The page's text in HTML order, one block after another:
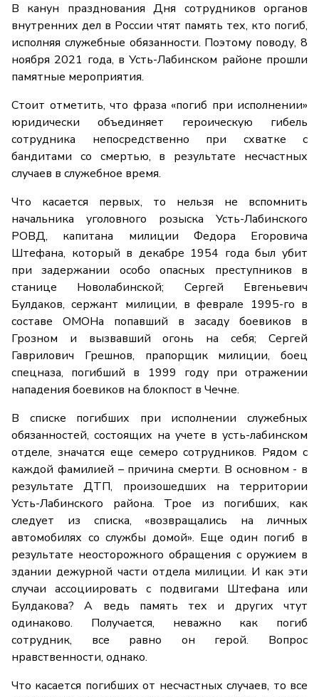
В канун празднования Дня сотрудников органов
внутренних дел в России чтят память тех, кто погиб,
исполняя служебные обязанности. Поэтому поводу, 8
ноября 2021 года, в Усть-Лабинском районе прошли
памятные мероприятия.
Стоит отметить, что фраза «погиб при исполнении»
юридически объединяет героическую гибель
сотрудника непосредственно при схватке с
бандитами со смертью, в результате несчастных
случаев в служебное время.
Что касается первых, то нельзя не вспомнить
начальника уголовного розыска Усть-Лабинского
РОВД, капитана милиции Федора Егоровича
Штефана, который в декабре 1954 года был убит
при задержании особо опасных преступников в
станице Новолабинской; Сергей Евгеньевич
Булдаков, сержант милиции, в феврале 1995-го в
составе ОМОНа попавший в засаду боевиков в
Грозном и вызвавший огонь на себя; Сергей
Гаврилович Грешнов, прапорщик милиции, боец
спецназа, погибший в 1999 году при отражении
нападения боевиков на блокпост в Чечне.
В списке погибших при исполнении служебных
обязанностей, состоящих на учете в усть-лабинском
отделе, значатся еще семеро сотрудников. Рядом с
каждой фамилией – причина смерти. В основном - в
результате ДТП, произошедших на территории
Усть-Лабинского района. Трое из погибших, как
следует из списка, «возвращались на личных
автомобилях со службы домой». Еще один погиб в
результате неосторожного обращения с оружием в
здании дежурной части отдела милиции. И как эти
случаи ассоциировать с подвигами Штефана или
Булдакова? А ведь память тех и других чтут
одинаково. Получается, неважно как погиб
сотрудник, все равно он герой. Вопрос
нравственности, однако.
Что касается погибших от несчастных случаев, то все